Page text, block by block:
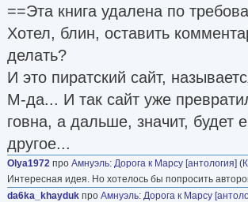
==Эта книга удалена по
Хотел, блин, оставить
делать?
И это пиратский сайт,
М-да... И так сайт уже
говна, а дальше, значит, будет
другое...
Olya1972 про Амнуэль: Дорога к Марсу [антология] (
Интересная идея. Но хотелось бы попросить
da6ka_khayduk про Амнуэль: Дорога к Марсу